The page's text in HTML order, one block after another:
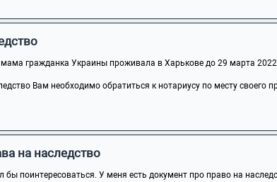
гражданка Украины проживала в Харькове до 29 марта 2022
Вам необходимо обратиться к нотариусу по месту своего
на наследство
бы поинтересоваться. У меня есть документ про право на